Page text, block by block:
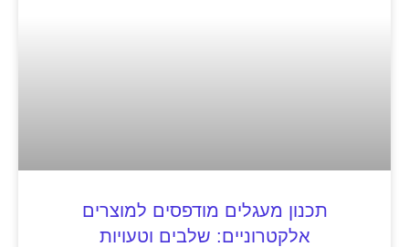
תכנון מעגלים מודפסים למוצרים
אלקטרוניים: שלבים וטעויות